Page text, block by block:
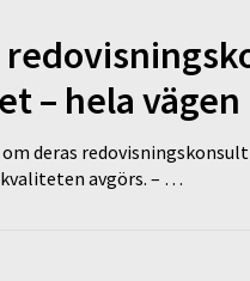
– hela vägen
deras
avgörs. – …